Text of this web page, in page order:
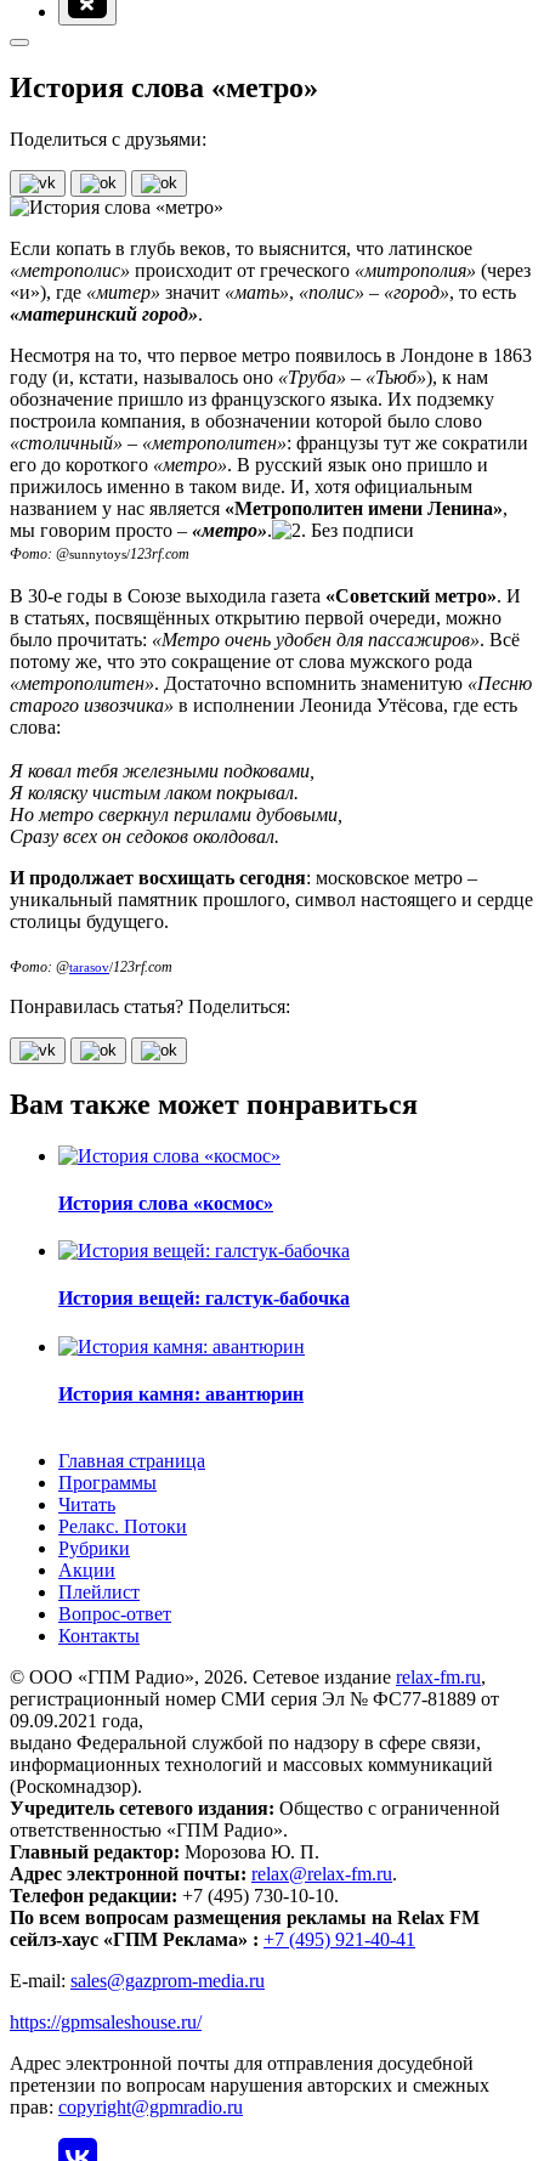
История слова «метро»
Поделиться с друзьями:
Если копать в глубь веков, то выяснится, что латинское
«метрополис» происходит от греческого «митрополия» (через
«и»), где «митер» значит «мать», «полис» – «город», то есть
«материнский город».
Несмотря на то, что первое метро появилось в Лондоне в 1863
году (и, кстати, называлось оно «Труба» – «Тьюб»), к нам
обозначение пришло из французского языка. Их подземку
построила компания, в обозначении которой было слово
«столичный» – «метрополитен»: французы тут же сократили
его до короткого «метро». В русский язык оно пришло и
прижилось именно в таком виде. И, хотя официальным
названием у нас является «Метрополитен имени Ленина»,
мы говорим просто – «метро».
Фото: @sunnytoys/123rf.com
В 30-е годы в Союзе выходила газета «Советский метро». И
в статьях, посвящённых открытию первой очереди, можно
было прочитать: «Метро очень удобен для пассажиров». Всё
потому же, что это сокращение от слова мужского рода
«метрополитен». Достаточно вспомнить знаменитую «Песню
старого извозчика» в исполнении Леонида Утёсова, где есть
слова:
Я ковал тебя железными подковами,
Я коляску чистым лаком покрывал.
Но метро сверкнул перилами дубовыми,
Сразу всех он седоков околдовал.
И продолжает восхищать сегодня: московское метро –
уникальный памятник прошлого, символ настоящего и сердце
столицы будущего.
Фото: @tarasov/123rf.com
Понравилась статья? Поделиться:
Вам также может понравиться
История слова «космос»
История вещей: галстук-бабочка
История камня: авантюрин
Главная страница
Программы
Читать
Релакс. Потоки
Рубрики
Акции
Плейлист
Вопрос-ответ
Контакты
© ООО «ГПМ Радио», 2026. Сетевое издание relax-fm.ru,
регистрационный номер СМИ серия Эл № ФС77-81889 от
09.09.2021 года,
выдано Федеральной службой по надзору в сфере связи,
информационных технологий и массовых коммуникаций
(Роскомнадзор).
Учредитель сетевого издания: Общество с ограниченной
ответственностью «ГПМ Радио».
Главный редактор: Морозова Ю. П.
Адрес электронной почты: relax@relax-fm.ru.
Телефон редакции: +7 (495) 730-10-10.
По всем вопросам размещения рекламы на Relax FM
сейлз-хаус «ГПМ Реклама» : +7 (495) 921-40-41
E-mail: sales@gazprom-media.ru
https://gpmsaleshouse.ru/
Адрес электронной почты для отправления досудебной
претензии по вопросам нарушения авторских и смежных
прав: copyright@gpmradio.ru